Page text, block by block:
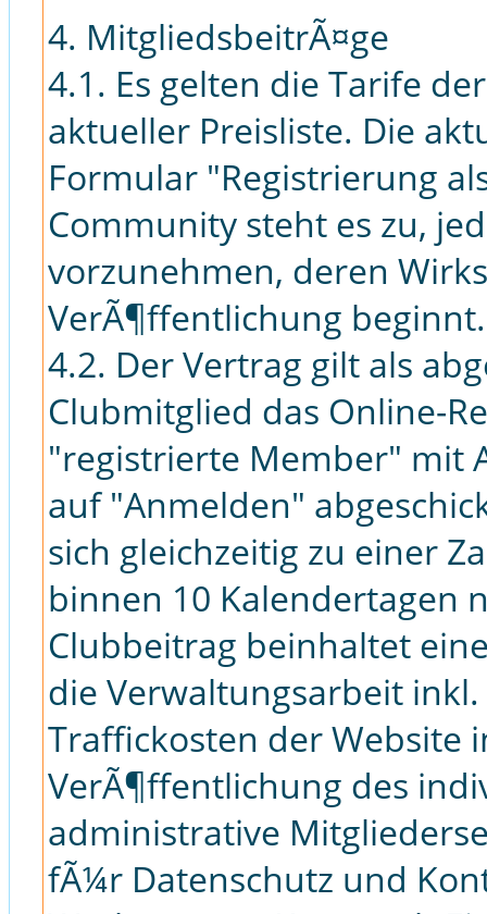
4. MitgliedsbeitrÃ¤ge
4.1. Es gelten die Tarife
aktueller Preisliste. Die
Formular "Registrierung
Community steht es zu,
vorzunehmen, deren
VerÃ¶ffentlichung beginnt.
4.2. Der Vertrag gilt als
Clubmitglied das Online-
"registrierte Member" mit
auf "Anmelden"
sich gleichzeitig zu einer
binnen 10 Kalendertagen
Clubbeitrag beinhaltet
die Verwaltungsarbeit
Traffickosten der Website
VerÃ¶ffentlichung des
administrative
fÃ¼r Datenschutz und